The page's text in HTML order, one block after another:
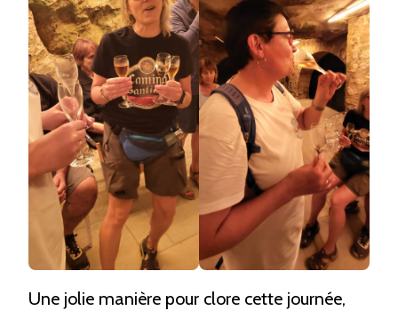
Une jolie manière pour clore cette journée,